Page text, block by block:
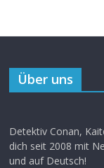
Über uns
Detektiv Conan,
dich seit 2008 mit
und auf Deutsch!